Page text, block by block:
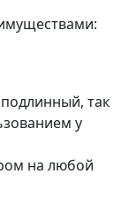
так
у
на любой